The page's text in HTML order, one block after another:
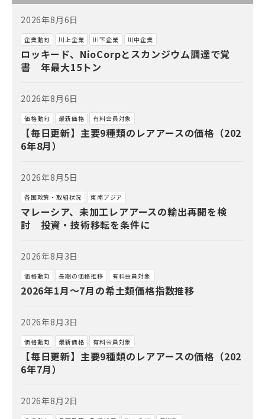
2026年8月6日
企業動向 川上企業 川下企業 川中企業
ロッキード、NioCorpとスカンジウム調達で覚
書 年最大15トン
2026年8月6日
価格動向 最新価格 有料会員対象
【毎日更新】主要9種類のレアアースの価格（202
6年8月）
2026年8月5日
各国政策・取組状況 東南アジア
マレーシア、未加工レアアースの輸出再開を検
討 投資・技術移転を条件に
2026年8月3日
価格動向 長期の価格推移 有料会員対象
2026年1月～7月の希土類価格指数推移
2026年8月3日
価格動向 最新価格 有料会員対象
【毎日更新】主要9種類のレアアースの価格（202
6年7月）
2026年8月2日